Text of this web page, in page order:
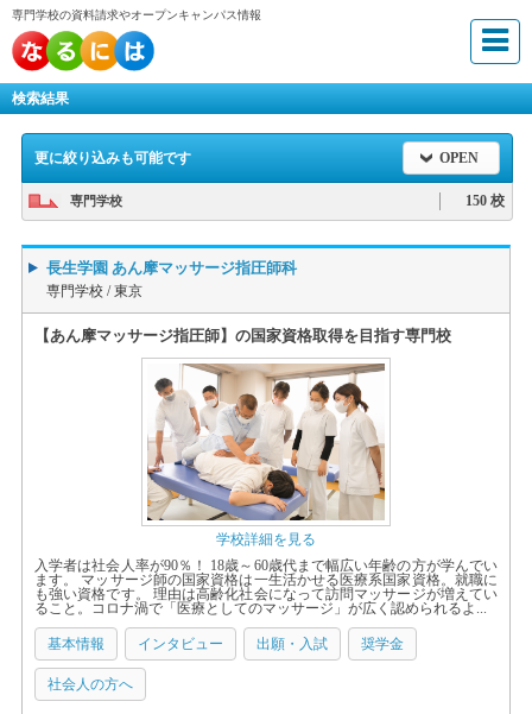
専門学校の資料請求やオープンキャンパス情報
検索結果
更に絞り込みも可能です OPEN
専門学校 150 校
長生学園 あん摩マッサージ指圧師科
専門学校 /東京
【あん摩マッサージ指圧師】の国家資格取得を目指す専門校
学校詳細を見る
入学者は社会人率が90％！ 18歳～60歳代まで幅広い年齢の方が学んでい
ます。 マッサージ師の国家資格は一生活かせる医療系国家資格。就職に
も強い資格です。 理由は高齢化社会になって訪問マッサージが増えてい
ること。コロナ渦で「医療としてのマッサージ」が広く認められるよ...
基本情報 インタビュー 出願・入試 奨学金
社会人の方へ